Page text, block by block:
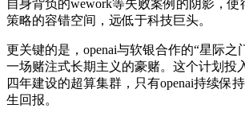
自身背负的wework等失败案例的阴影，
策略的容错空间，远低于科技巨头。
更关键的是，openai与软银合作的“星际之
一场赌注式长期主义的豪赌。这个计划投
四年建设的超算集群，只有openai持续保
生回报。